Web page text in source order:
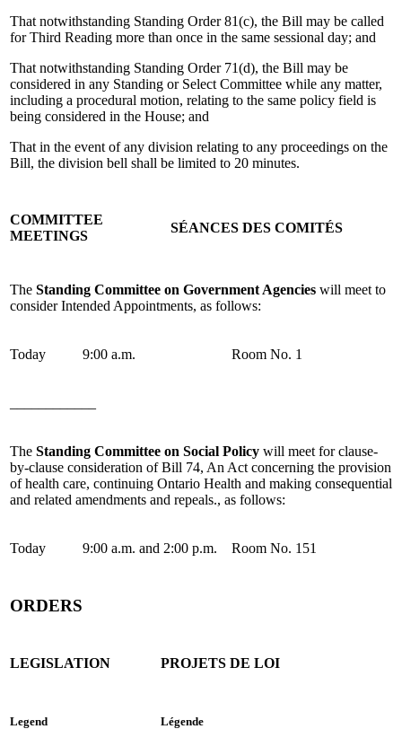
That notwithstanding Standing Order 81(c), the Bill may be called
for Third Reading more than once in the same sessional day; and
That notwithstanding Standing Order 71(d), the Bill may be
considered in any Standing or Select Committee while any matter,
including a procedural motion, relating to the same policy field is
being considered in the House; and
That in the event of any division relating to any proceedings on the
Bill, the division bell shall be limited to 20 minutes.
COMMITTEE
MEETINGS
SÉANCES DES COMITÉS
The Standing Committee on Government Agencies will meet to
consider Intended Appointments, as follows:
Today 9:00 a.m. Room No. 1
The Standing Committee on Social Policy will meet for clause-
by-clause consideration of Bill 74, An Act concerning the provision
of health care, continuing Ontario Health and making consequential
and related amendments and repeals., as follows:
Today 9:00 a.m. and 2:00 p.m. Room No. 151
ORDERS
LEGISLATION PROJETS DE LOI
Legend Légende